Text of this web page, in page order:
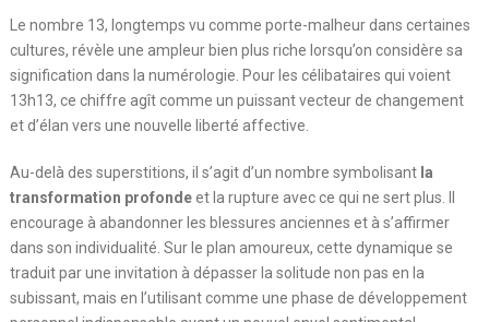
Le nombre 13, longtemps vu comme porte-malheur dans certaines
cultures, révèle une ampleur bien plus riche lorsqu’on considère sa
signification dans la numérologie. Pour les célibataires qui voient
13h13, ce chiffre agît comme un puissant vecteur de changement
et d’élan vers une nouvelle liberté affective.
Au-delà des superstitions, il s’agit d’un nombre symbolisant la
transformation profondeet la rupture avec ce qui ne sert plus. Il
encourage à abandonner les blessures anciennes et à s’affirmer
dans son individualité. Sur le plan amoureux, cette dynamique se
traduit par une invitation à dépasser la solitude non pas en la
subissant, mais en l’utilisant comme une phase de développement